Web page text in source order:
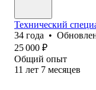
Технический
34 года •
25 000 ₽
Общий опыт
11 лет 7 месяцев